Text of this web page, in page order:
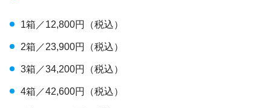
1箱／12,800円（税込）
2箱／23,900円（税込）
3箱／34,200円（税込）
4箱／42,600円（税込）